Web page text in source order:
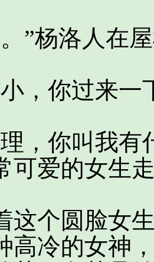
杨洛人在屋
你过来一
你叫我有
可爱的女生
个圆脸女生
高冷的女神